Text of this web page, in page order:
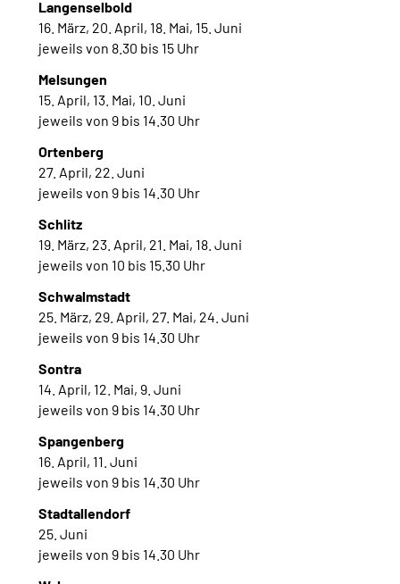
Langenselbold
16. März, 20. April, 18. Mai, 15. Juni
jeweils von 8.30 bis 15 Uhr
Melsungen
15. April, 13. Mai, 10. Juni
jeweils von 9 bis 14.30 Uhr
Ortenberg
27. April, 22. Juni
jeweils von 9 bis 14.30 Uhr
Schlitz
19. März, 23. April, 21. Mai, 18. Juni
jeweils von 10 bis 15.30 Uhr
Schwalmstadt
25. März, 29. April, 27. Mai, 24. Juni
jeweils von 9 bis 14.30 Uhr
Sontra
14. April, 12. Mai, 9. Juni
jeweils von 9 bis 14.30 Uhr
Spangenberg
16. April, 11. Juni
jeweils von 9 bis 14.30 Uhr
Stadtallendorf
25. Juni
jeweils von 9 bis 14.30 Uhr